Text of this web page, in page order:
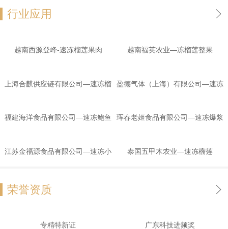
行业应用
越南西源登峰-速冻榴莲果肉 越南福英农业—冻榴莲整果
上海合麒供应链有限公司—速冻榴 盈德气体（上海）有限公司—速冻
福建海洋食品有限公司—速冻鲍鱼
珲春老姬食品有限公司—速冻爆浆
江苏金福源食品有限公司—速冻小
泰国五甲木农业—速冻榴莲
荣誉资质
专精特新证 广东科技进频奖